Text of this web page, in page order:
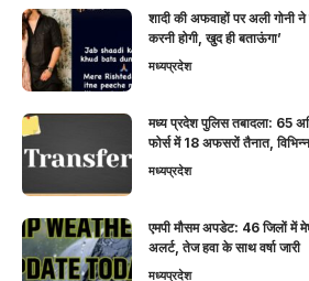
शादी की अफवाहों पर अली गोनी
करनी होगी, खुद ही बताऊंगा’
मध्यप्रदेश
मध्य प्रदेश पुलिस तबादला: 65
फोर्स में 18 अफसरों तैनात,
मध्यप्रदेश
एमपी मौसम अपडेट: 46 जिलों में
अलर्ट, तेज हवा के साथ वर्षा जारी
मध्यप्रदेश